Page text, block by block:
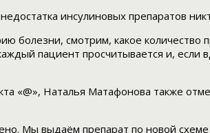
инсулиновых препаратов
смотрим, какое количество
пациент просчитывается и,
«@», Наталья Матафонова также
Мы выдаём препарат по новой схеме